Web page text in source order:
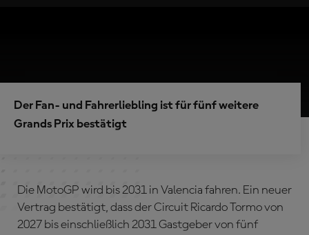
Der Fan- und Fahrerliebling ist für fünf weitere
Grands Prix bestätigt
Die MotoGP wird bis 2031 in Valencia fahren. Ein neuer
Vertrag bestätigt, dass der Circuit Ricardo Tormo von
2027 bis einschließlich 2031 Gastgeber von fünf